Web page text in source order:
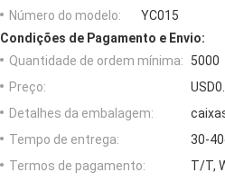
Número do modelo:
YC015
Condições de Pagamento e Envio:
Quantidade de ordem mínima:
5000
Preço:
Detalhes da embalagem:
Tempo de entrega:
30-
Termos de pagamento:
T/T,